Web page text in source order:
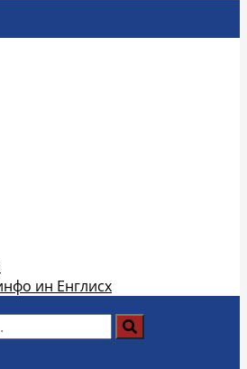
ин Енглисх